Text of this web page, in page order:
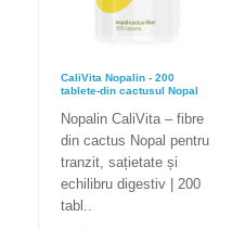
CaliVita Nopalin - 200
tablete-din cactusul Nopal
Nopalin CaliVita – fibre
din cactus Nopal pentru
tranzit, sațietate și
echilibru digestiv | 200
tabl..